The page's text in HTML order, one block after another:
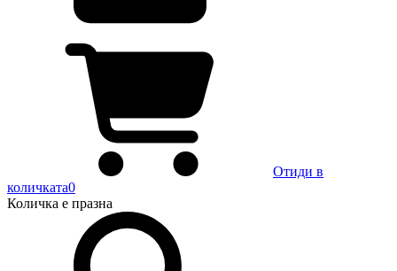
Отиди в
количката0
Количка е празна